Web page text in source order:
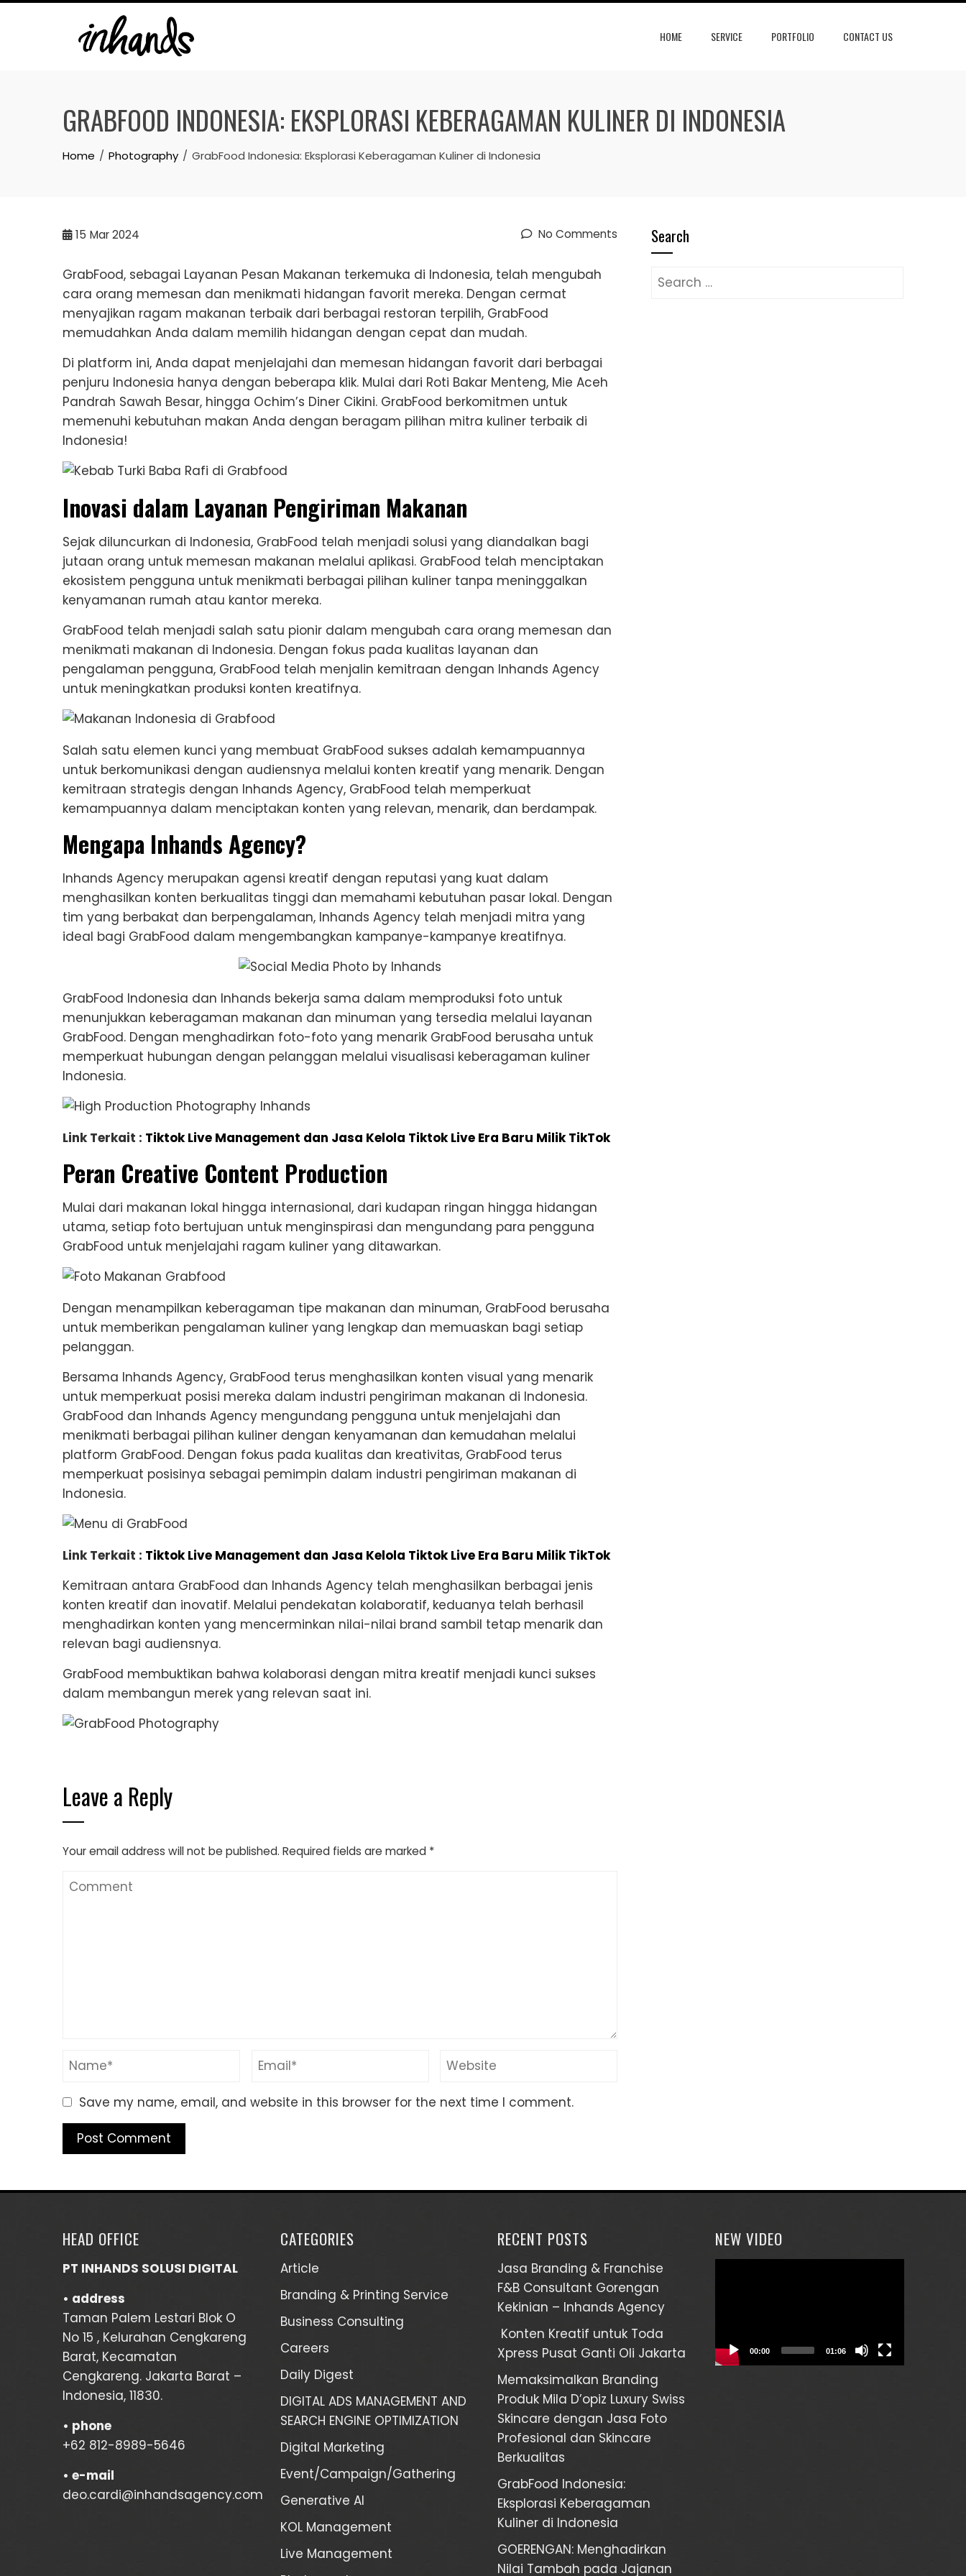
Skip
HOME SERVICE PORTFOLIO CONTACT US
GRABFOOD INDONESIA: EKSPLORASI KEBERAGAMAN KULINER DI INDONESIA
Home Photography GrabFood Indonesia: Eksplorasi Keberagaman Kuliner di Indonesia
15 Mar 2024 No Comments
GrabFood, sebagai Layanan Pesan Makanan terkemuka di Indonesia, telah mengubah
cara orang memesan dan menikmati hidangan favorit mereka. Dengan cermat
menyajikan ragam makanan terbaik dari berbagai restoran terpilih, GrabFood
memudahkan Anda dalam memilih hidangan dengan cepat dan mudah.
Di platform ini, Anda dapat menjelajahi dan memesan hidangan favorit dari berbagai
penjuru Indonesia hanya dengan beberapa klik. Mulai dari Roti Bakar Menteng, Mie Aceh
Pandrah Sawah Besar, hingga Ochim’s Diner Cikini. GrabFood berkomitmen untuk
memenuhi kebutuhan makan Anda dengan beragam pilihan mitra kuliner terbaik di
Indonesia!
Inovasi dalam Layanan Pengiriman Makanan
Sejak diluncurkan di Indonesia, GrabFood telah menjadi solusi yang diandalkan bagi
jutaan orang untuk memesan makanan melalui aplikasi. GrabFood telah menciptakan
ekosistem pengguna untuk menikmati berbagai pilihan kuliner tanpa meninggalkan
kenyamanan rumah atau kantor mereka.
GrabFood telah menjadi salah satu pionir dalam mengubah cara orang memesan dan
menikmati makanan di Indonesia. Dengan fokus pada kualitas layanan dan
pengalaman pengguna, GrabFood telah menjalin kemitraan dengan Inhands Agency
untuk meningkatkan produksi konten kreatifnya.
Salah satu elemen kunci yang membuat GrabFood sukses adalah kemampuannya
untuk berkomunikasi dengan audiensnya melalui konten kreatif yang menarik. Dengan
kemitraan strategis dengan Inhands Agency, GrabFood telah memperkuat
kemampuannya dalam menciptakan konten yang relevan, menarik, dan berdampak.
Mengapa Inhands Agency?
Inhands Agency merupakan agensi kreatif dengan reputasi yang kuat dalam
menghasilkan konten berkualitas tinggi dan memahami kebutuhan pasar lokal. Dengan
tim yang berbakat dan berpengalaman, Inhands Agency telah menjadi mitra yang
ideal bagi GrabFood dalam mengembangkan kampanye-kampanye kreatifnya.
GrabFood Indonesia dan Inhands bekerja sama dalam memproduksi foto untuk
menunjukkan keberagaman makanan dan minuman yang tersedia melalui layanan
GrabFood. Dengan menghadirkan foto-foto yang menarik GrabFood berusaha untuk
memperkuat hubungan dengan pelanggan melalui visualisasi keberagaman kuliner
Indonesia.
Link Terkait : Tiktok Live Management dan Jasa Kelola Tiktok Live Era Baru Milik TikTok
Peran Creative Content Production
Mulai dari makanan lokal hingga internasional, dari kudapan ringan hingga hidangan
utama, setiap foto bertujuan untuk menginspirasi dan mengundang para pengguna
GrabFood untuk menjelajahi ragam kuliner yang ditawarkan.
Dengan menampilkan keberagaman tipe makanan dan minuman, GrabFood berusaha
untuk memberikan pengalaman kuliner yang lengkap dan memuaskan bagi setiap
pelanggan.
Bersama Inhands Agency, GrabFood terus menghasilkan konten visual yang menarik
untuk memperkuat posisi mereka dalam industri pengiriman makanan di Indonesia.
GrabFood dan Inhands Agency mengundang pengguna untuk menjelajahi dan
menikmati berbagai pilihan kuliner dengan kenyamanan dan kemudahan melalui
platform GrabFood. Dengan fokus pada kualitas dan kreativitas, GrabFood terus
memperkuat posisinya sebagai pemimpin dalam industri pengiriman makanan di
Indonesia.
Link Terkait : Tiktok Live Management dan Jasa Kelola Tiktok Live Era Baru Milik TikTok
Kemitraan antara GrabFood dan Inhands Agency telah menghasilkan berbagai jenis
konten kreatif dan inovatif. Melalui pendekatan kolaboratif, keduanya telah berhasil
menghadirkan konten yang mencerminkan nilai-nilai brand sambil tetap menarik dan
relevan bagi audiensnya.
GrabFood membuktikan bahwa kolaborasi dengan mitra kreatif menjadi kunci sukses
dalam membangun merek yang relevan saat ini.
Leave a Reply
Your email address will not be published. Required fields are marked *
Save my name, email, and website in this browser for the next time I comment.
Search
Search
HEAD OFFICE
PT INHANDS SOLUSI DIGITAL
• address
Taman Palem Lestari Blok O
No 15 , Kelurahan Cengkareng
Barat, Kecamatan
Cengkareng. Jakarta Barat –
Indonesia, 11830.
• phone
+62 812-8989-5646
• e-mail
deo.cardi@inhandsagency.com
CATEGORIES
Article
Branding & Printing Service
Business Consulting
Careers
Daily Digest
DIGITAL ADS MANAGEMENT AND
SEARCH ENGINE OPTIMIZATION
Digital Marketing
Event/Campaign/Gathering
Generative AI
KOL Management
Live Management
RECENT POSTS
Jasa Branding & Franchise
F&B Consultant Gorengan
Kekinian – Inhands Agency
Konten Kreatif untuk Toda
Xpress Pusat Ganti Oli Jakarta
Memaksimalkan Branding
Produk Mila D’opiz Luxury Swiss
Skincare dengan Jasa Foto
Profesional dan Skincare
Berkualitas
GrabFood Indonesia:
Eksplorasi Keberagaman
Kuliner di Indonesia
GOERENGAN: Menghadirkan
Nilai Tambah pada Jajanan
NEW VIDEO
00:00 01:06